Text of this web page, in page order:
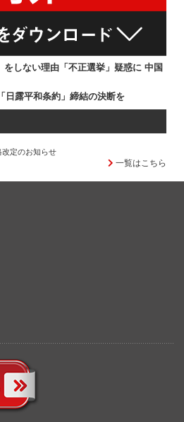
をしない理由「不正選挙」疑惑に 中国
日露平和条約」締結の決断を
定のお知らせ
一覧はこちら